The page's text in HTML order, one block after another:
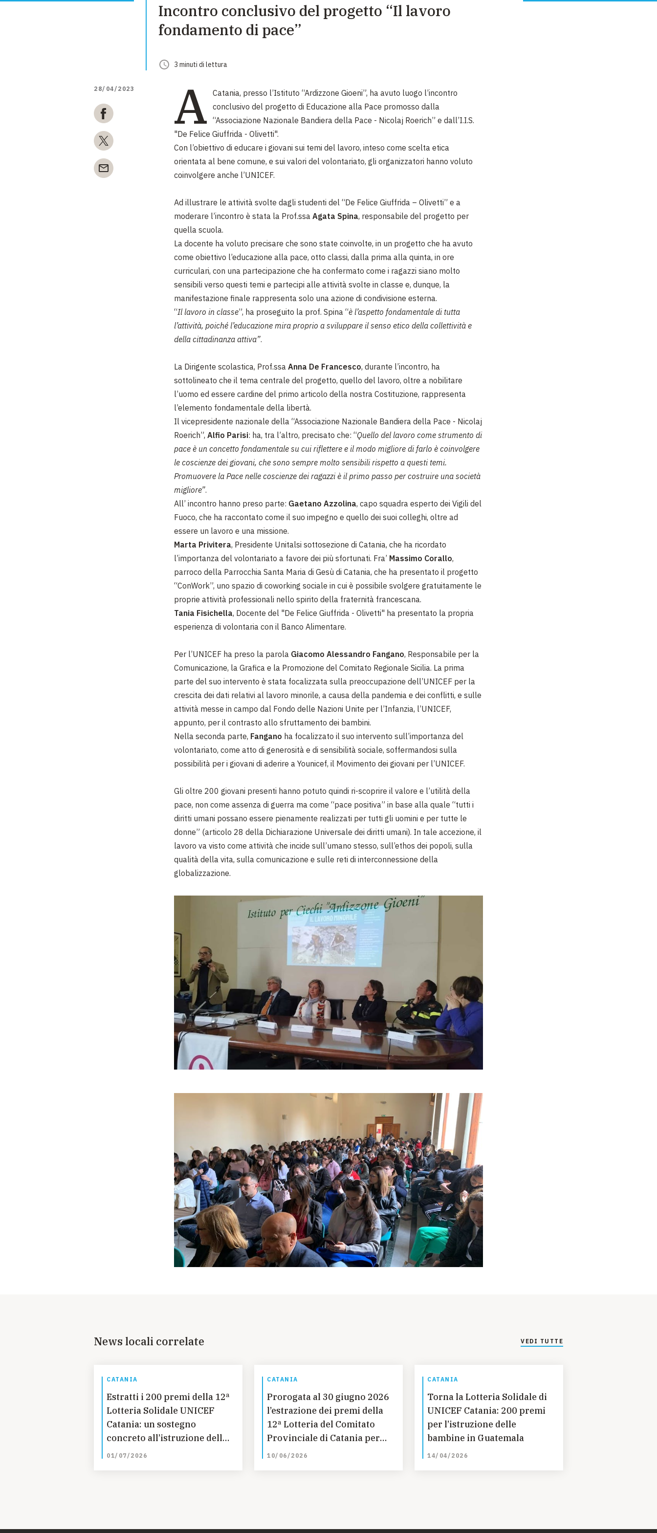
EMERGENZE
GRANDI DONAZIONI
Incontro conclusivo del progetto “Il lavoro
fondamento di pace”
3 minuti di lettura
28/04/2023 A Catania, presso l’Istituto “Ardizzone Gioeni”, ha avuto luogo l’incontro
conclusivo del progetto di Educazione alla Pace promosso dalla
“Associazione Nazionale Bandiera della Pace - Nicolaj Roerich” e dall’I.I.S.
"De Felice Giuffrida - Olivetti".
Con l’obiettivo di educare i giovani sui temi del lavoro, inteso come scelta etica
orientata al bene comune, e sui valori del volontariato, gli organizzatori hanno voluto
coinvolgere anche l’UNICEF.
Ad illustrare le attività svolte dagli studenti del “De Felice Giuffrida – Olivetti” e a
moderare l’incontro è stata la Prof.ssa Agata Spina, responsabile del progetto per
quella scuola.
La docente ha voluto precisare che sono state coinvolte, in un progetto che ha avuto
come obiettivo l’educazione alla pace, otto classi, dalla prima alla quinta, in ore
curriculari, con una partecipazione che ha confermato come i ragazzi siano molto
sensibili verso questi temi e partecipi alle attività svolte in classe e, dunque, la
manifestazione finale rappresenta solo una azione di condivisione esterna.
“Il lavoro in classe”, ha proseguito la prof. Spina “è l’aspetto fondamentale di tutta
l’attività, poiché l’educazione mira proprio a sviluppare il senso etico della collettività e
della cittadinanza attiva”.
La Dirigente scolastica, Prof.ssa Anna De Francesco, durante l’incontro, ha
sottolineato che il tema centrale del progetto, quello del lavoro, oltre a nobilitare
l’uomo ed essere cardine del primo articolo della nostra Costituzione, rappresenta
l’elemento fondamentale della libertà.
Il vicepresidente nazionale della “Associazione Nazionale Bandiera della Pace - Nicolaj
Roerich”, Alfio Parisi: ha, tra l’altro, precisato che: “Quello del lavoro come strumento di
pace è un concetto fondamentale su cui riflettere e il modo migliore di farlo è coinvolgere
le coscienze dei giovani, che sono sempre molto sensibili rispetto a questi temi.
Promuovere la Pace nelle coscienze dei ragazzi è il primo passo per costruire una società
migliore”.
All’ incontro hanno preso parte: Gaetano Azzolina, capo squadra esperto dei Vigili del
Fuoco, che ha raccontato come il suo impegno e quello dei suoi colleghi, oltre ad
essere un lavoro e una missione.
Marta Privitera, Presidente Unitalsi sottosezione di Catania, che ha ricordato
l’importanza del volontariato a favore dei più sfortunati. Fra’ Massimo Corallo,
parroco della Parrocchia Santa Maria di Gesù di Catania, che ha presentato il progetto
“ConWork”, uno spazio di coworking sociale in cui è possibile svolgere gratuitamente le
proprie attività professionali nello spirito della fraternità francescana.
Tania Fisichella, Docente del "De Felice Giuffrida - Olivetti" ha presentato la propria
esperienza di volontaria con il Banco Alimentare.
Per l’UNICEF ha preso la parola Giacomo Alessandro Fangano, Responsabile per la
Comunicazione, la Grafica e la Promozione del Comitato Regionale Sicilia. La prima
parte del suo intervento è stata focalizzata sulla preoccupazione dell’UNICEF per la
crescita dei dati relativi al lavoro minorile, a causa della pandemia e dei conflitti, e sulle
attività messe in campo dal Fondo delle Nazioni Unite per l’Infanzia, l’UNICEF,
appunto, per il contrasto allo sfruttamento dei bambini.
Nella seconda parte, Fangano ha focalizzato il suo intervento sull’importanza del
volontariato, come atto di generosità e di sensibilità sociale, soffermandosi sulla
possibilità per i giovani di aderire a Younicef, il Movimento dei giovani per l’UNICEF.
Gli oltre 200 giovani presenti hanno potuto quindi ri-scoprire il valore e l’utilità della
pace, non come assenza di guerra ma come “pace positiva” in base alla quale “tutti i
diritti umani possano essere pienamente realizzati per tutti gli uomini e per tutte le
donne” (articolo 28 della Dichiarazione Universale dei diritti umani). In tale accezione, il
lavoro va visto come attività che incide sull’umano stesso, sull’ethos dei popoli, sulla
qualità della vita, sulla comunicazione e sulle reti di interconnessione della
globalizzazione.
News locali correlate VEDI TUTTE
CATANIA
Estratti i 200 premi della 12ª
Lotteria Solidale UNICEF
Catania: un sostegno
concreto all’istruzione delle
bambine in Guatemala
01/07/2026
CATANIA
Prorogata al 30 giugno 2026
l’estrazione dei premi della
12ª Lotteria del Comitato
Provinciale di Catania per
l’UNICEF a sostegno della
10/06/2026
CATANIA
Torna la Lotteria Solidale di
UNICEF Catania: 200 premi
per l’istruzione delle
bambine in Guatemala
14/04/2026